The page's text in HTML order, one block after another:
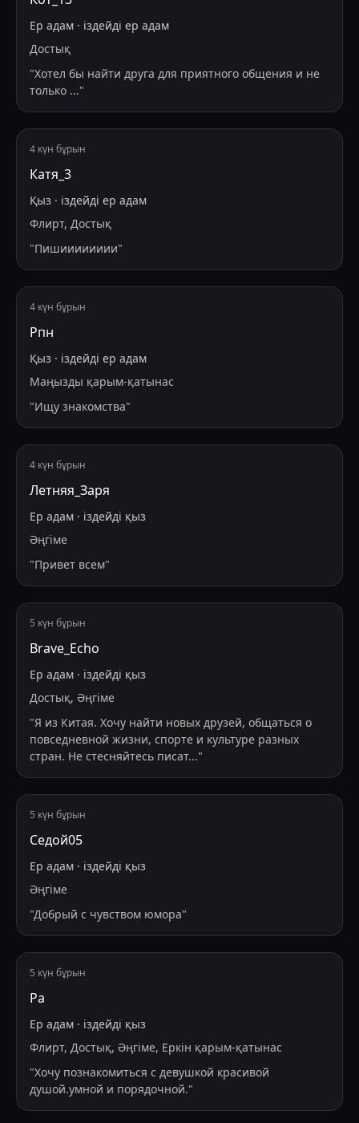
Ер адам · іздейді ер адам
Достық
"Хотел бы найти друга для приятного общения и не
только ..."
4 күн бұрын
Катя_3
Қыз · іздейді ер адам
Флирт, Достық
"Пишииииииии"
4 күн бұрын
Рпн
Қыз · іздейді ер адам
Маңызды қарым-қатынас
"Ищу знакомства"
4 күн бұрын
Летняя_Заря
Ер адам · іздейді қыз
Әңгіме
"Привет всем"
5 күн бұрын
Brave_Echo
Ер адам · іздейді қыз
Достық, Әңгіме
"Я из Китая. Хочу найти новых друзей, общаться о
повседневной жизни, спорте и культуре разных
стран. Не стесняйтесь писат..."
5 күн бұрын
Седой05
Ер адам · іздейді қыз
Әңгіме
"Добрый с чувством юмора"
5 күн бұрын
Ра
Ер адам · іздейді қыз
Флирт, Достық, Әңгіме, Еркін қарым-қатынас
"Хочу познакомиться с девушкой красивой
душой.умной и порядочной."